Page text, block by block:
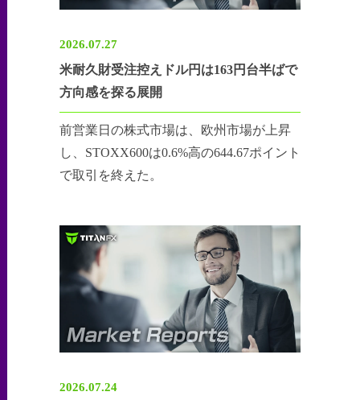
2026.07.27
米耐久財受注控えドル円は163円台半ばで
方向感を探る展開
前営業日の株式市場は、欧州市場が上昇
し、STOXX600は0.6%高の644.67ポイント
で取引を終えた。
2026.07.24